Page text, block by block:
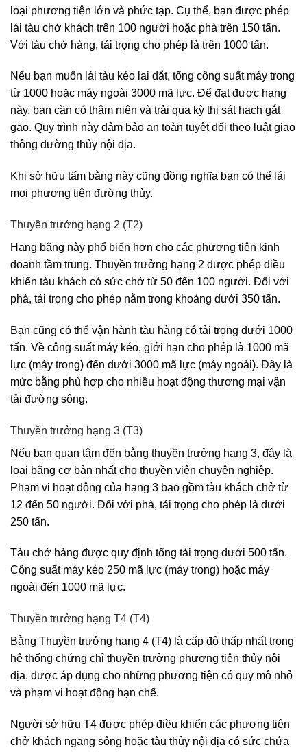
loại phương tiện lớn và phức tạp. Cụ thể, bạn được phép
lái tàu chở khách trên 100 người hoặc phà trên 150 tấn.
Với tàu chở hàng, tải trọng cho phép là trên 1000 tấn.
Nếu bạn muốn lái tàu kéo lai dắt, tổng công suất máy trong
từ 1000 hoặc máy ngoài 3000 mã lực. Để đạt được hạng
này, bạn cần có thâm niên và trải qua kỳ thi sát hạch gắt
gao. Quy trình này đảm bảo an toàn tuyệt đối theo luật giao
thông đường thủy nội địa.
Khi sở hữu tấm bằng này cũng đồng nghĩa bạn có thể lái
mọi phương tiện đường thủy.
Thuyền trưởng hạng 2 (T2)
Hạng bằng này phổ biến hơn cho các phương tiện kinh
doanh tầm trung. Thuyền trưởng hạng 2 được phép điều
khiển tàu khách có sức chở từ 50 đến 100 người. Đối với
phà, tải trọng cho phép nằm trong khoảng dưới 350 tấn.
Bạn cũng có thể vận hành tàu hàng có tải trọng dưới 1000
tấn. Về công suất máy kéo, giới hạn cho phép là 1000 mã
lực (máy trong) đến dưới 3000 mã lực (máy ngoài). Đây là
mức bằng phù hợp cho nhiều hoạt động thương mại vận
tải đường sông.
Thuyền trưởng hạng 3 (T3)
Nếu bạn quan tâm đến bằng thuyền trưởng hạng 3, đây là
loại bằng cơ bản nhất cho thuyền viên chuyên nghiệp.
Phạm vi hoạt động của hạng 3 bao gồm tàu khách chở từ
12 đến 50 người. Đối với phà, tải trọng cho phép là dưới
250 tấn.
Tàu chở hàng được quy định tổng tải trọng dưới 500 tấn.
Công suất máy kéo 250 mã lực (máy trong) hoặc máy
ngoài đến 1000 mã lực.
Thuyền trưởng hạng T4 (T4)
Bằng Thuyền trưởng hạng 4 (T4) là cấp độ thấp nhất trong
hệ thống chứng chỉ thuyền trưởng phương tiện thủy nội
địa, được áp dụng cho những phương tiện có quy mô nhỏ
và phạm vi hoạt động hạn chế.
Người sở hữu T4 được phép điều khiển các phương tiện
chở khách ngang sông hoặc tàu thủy nội địa có sức chứa